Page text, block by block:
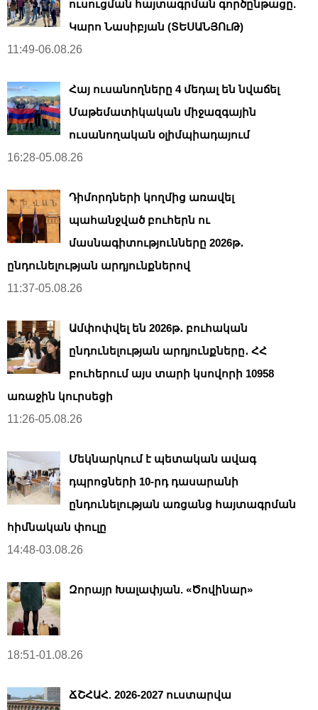
ուսուցման հայտագրման գործընթացը.
Կարո Նասիբյան (ՏԵՍԱՆՅՈւԹ)
11:49-06.08.26
Հայ ուսանողները 4 մեդալ են նվաճել
Մաթեմատիկական միջազգային
ուսանողական օլիմպիադայում
16:28-05.08.26
Դիմորդների կողմից առավել
պահանջված բուհերն ու
մասնագիտությունները 2026թ․
ընդունելության արդյունքներով
11:37-05.08.26
Ամփոփվել են 2026թ․ բուհական
ընդունելության արդյունքները․ ՀՀ
բուհերում այս տարի կսովորի 10958
առաջին կուրսեցի
11:26-05.08.26
Մեկնարկում է պետական ավագ
դպրոցների 10-րդ դասարանի
ընդունելության առցանց հայտագրման
հիմնական փուլը
14:48-03.08.26
Զորայր Խալափյան. «Ծովինար»
18:51-01.08.26
ՃՇՀԱՀ. 2026-2027 ուստարվա